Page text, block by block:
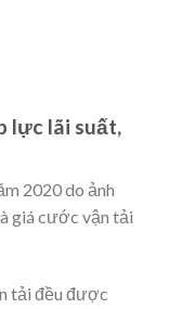
lực lãi suất,
2020 do ảnh
giá cước vận tải
tải đều được